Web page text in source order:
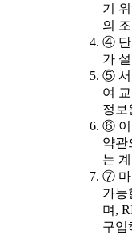
기
의
④ 단
가
⑤ 서
여
정보
⑥ 이
약관
는
⑦ 마
가능
며,
구입